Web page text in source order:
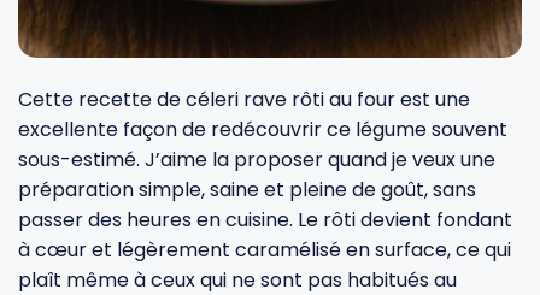
Presse-agrumes
Pinceaux
Râteaux
Rouleaux
Couteaux tranchelard
Éplucheurs et zesteurs
Évideurs
Couteaux de poche
Manches et poignées
Tefal
SIF Unis
Pyrex
Cette recette de céleri rave rôti au four est une
excellente façon de redécouvrir ce légume souvent
sous-estimé. J’aime la proposer quand je veux une
préparation simple, saine et pleine de goût, sans
passer des heures en cuisine. Le rôti devient fondant
à cœur et légèrement caramélisé en surface, ce qui
plaît même à ceux qui ne sont pas habitués au